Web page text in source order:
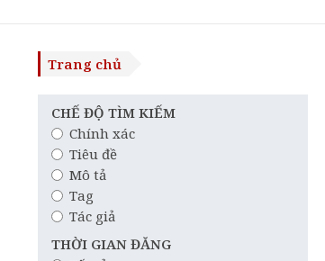
Trang chủ
CHẾ ĐỘ TÌM KIẾM
Chính xác
Tiêu đề
Mô tả
Tag
Tác giả
THỜI GIAN ĐĂNG